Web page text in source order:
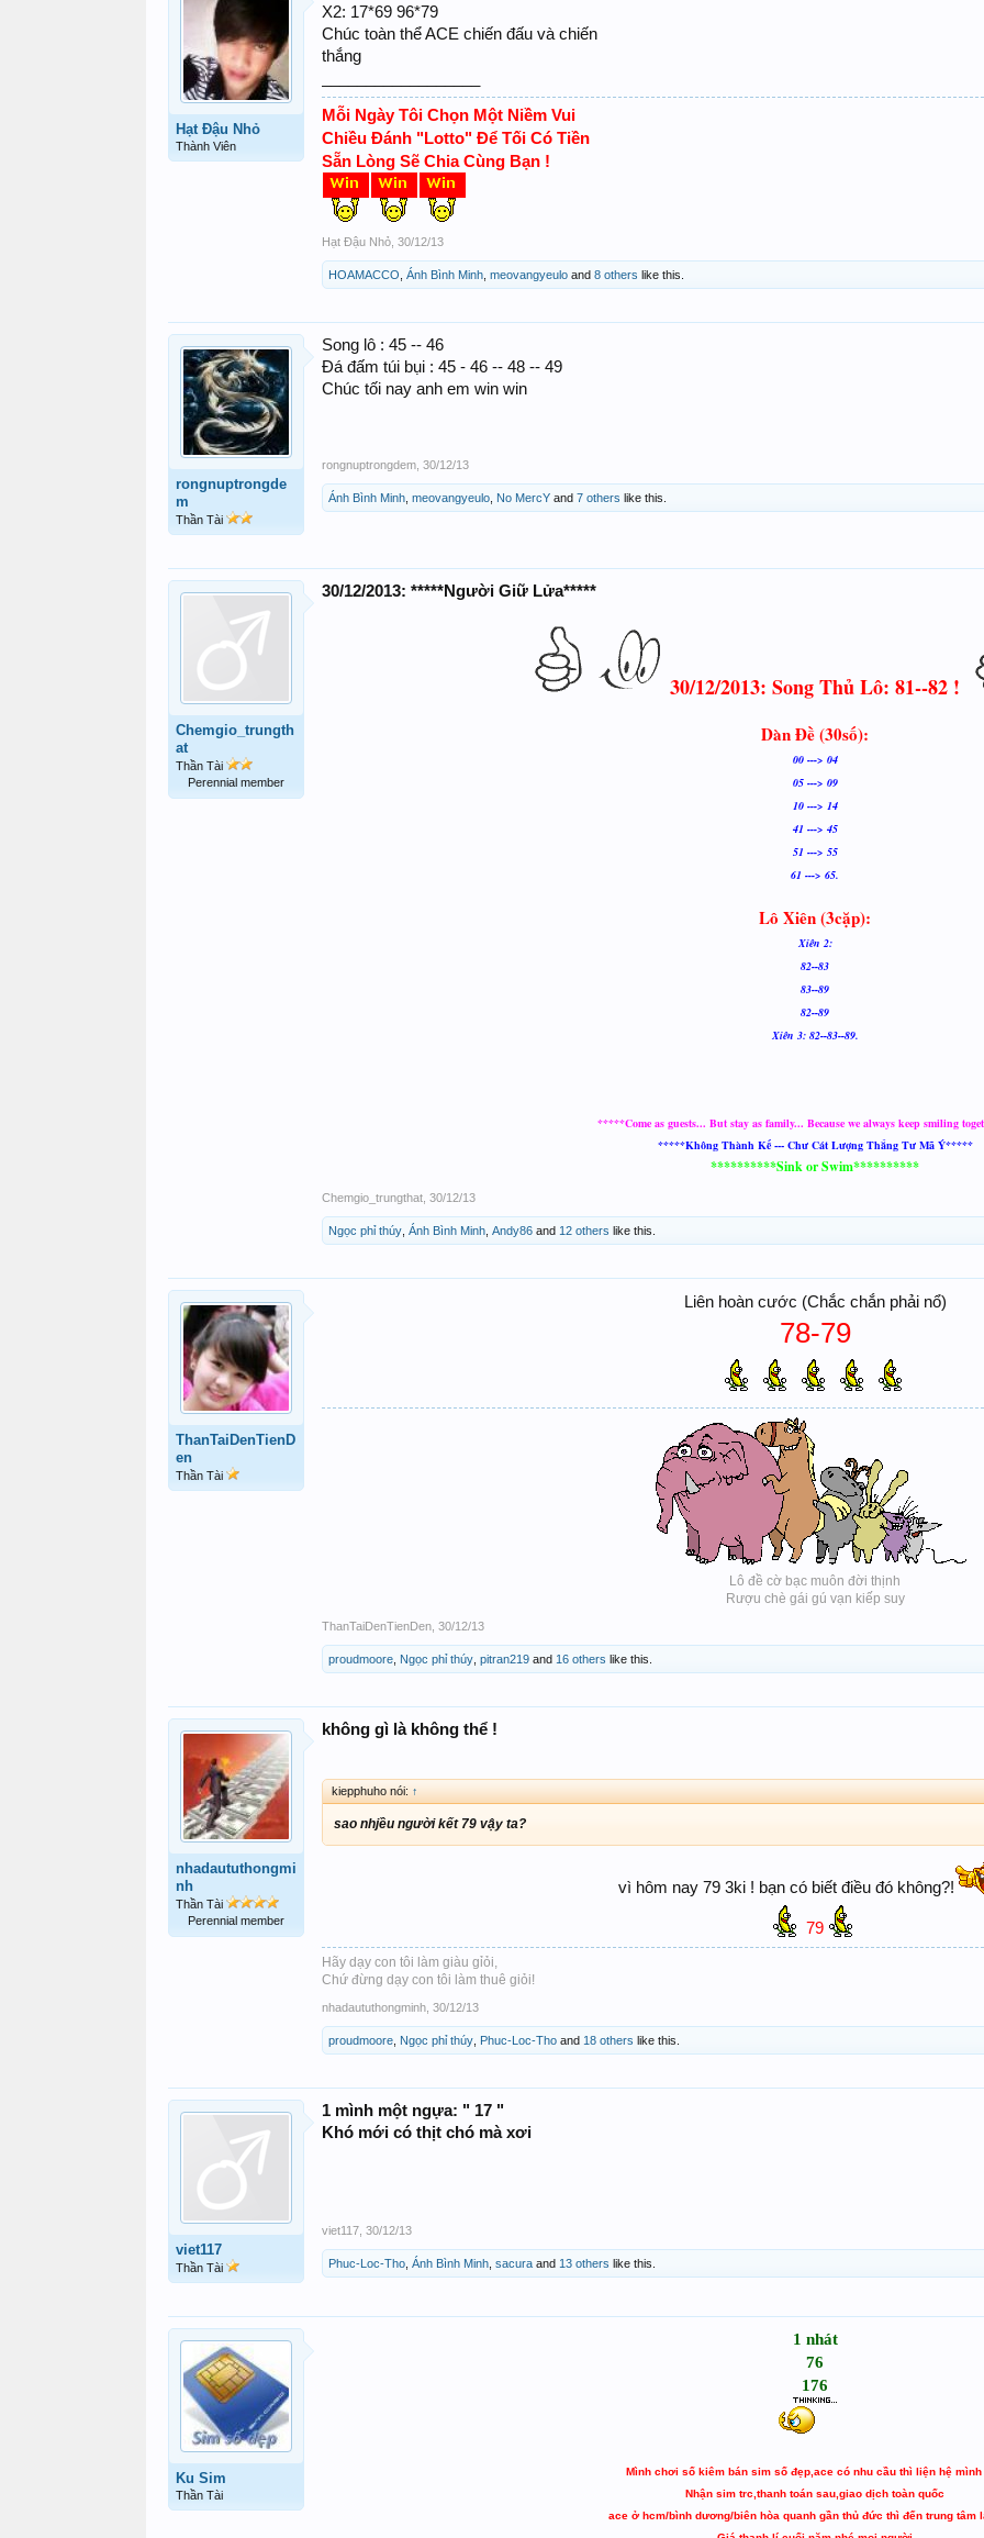
Hạt Đậu Nhỏ
Thành Viên
X2: 17*69 96*79
Chúc toàn thể ACE chiến đấu và chiến
thắng
Mỗi Ngày Tôi Chọn Một Niềm Vui
Chiều Đánh "Lotto" Để Tối Có Tiền
Sẵn Lòng Sẽ Chia Cùng Bạn !
Hạt Đậu Nhỏ 30/12/13
HOAMACCO Ánh Bình Minh meovangyeulo and 8 others like this.
rongnuptrongde
m
Thần Tài
Song lô : 45 -- 46
Đá đấm túi bụi : 45 - 46 -- 48 -- 49
Chúc tối nay anh em win win
rongnuptrongdem 30/12/13
Ánh Bình Minh meovangyeulo No MercY and 7 others like this.
Chemgio_trungth
at
Thần Tài
Perennial member
30/12/2013: *****Người Giữ Lửa*****
30/12/2013: Song Thủ Lô: 81--82 !
Dàn Đề (30số):
00 ---> 04
05 ---> 09
10 ---> 14
41 ---> 45
51 ---> 55
61 ---> 65.
Lô Xiên (3cặp):
Xiên 2:
82--83
83--89
82--89
Xiên 3: 82--83--89.
*****Come as guests... But stay as family... Because we always keep smiling
*****Không Thành Kế --- Chư Cát Lượng Thắng Tư Mã Ý*****
**********Sink or Swim**********
Chemgio_trungthat 30/12/13
Ngọc phỉ thúy Ánh Bình Minh Andy86 and 12 others like this.
ThanTaiDenTienD
en
Thần Tài
Liên hoàn cước (Chắc chắn phải nổ)
78-79
Lô đề cờ bạc muôn đời thịnh
Rượu chè gái gú vạn kiếp suy​
ThanTaiDenTienDen 30/12/13
proudmoore Ngọc phỉ thúy pitran219 and 16 others like this.
nhadaututhongmi
nh
Thần Tài
Perennial member
không gì là không thể !
kiepphuho nói: ↑
sao nhjều người kết 79 vậy ta?
vì hôm nay 79 3ki ! bạn có biết điều đó không?!
79
Hãy dạy con tôi làm giàu gỉỏi,
Chứ đừng dạy con tôi làm thuê giỏi!
nhadaututhongminh 30/12/13
proudmoore Ngọc phỉ thúy Phuc-Loc-Tho and 18 others like this.
viet117
Thần Tài
1 mình một ngựa: " 17 "
Khó mới có thịt chó mà xơi
viet117 30/12/13
Phuc-Loc-Tho Ánh Bình Minh sacura and 13 others like this.
Ku Sim
Thần Tài
1 nhát
76
176
Mình chơi số kiêm bán sim số đẹp,ace có nhu cầu thì liện hệ mình
Nhận sim trc,thanh toán sau,giao dịch toàn quốc
ace ở hcm/bình dương/biên hòa quanh gần thủ đức thì đến trung tâm